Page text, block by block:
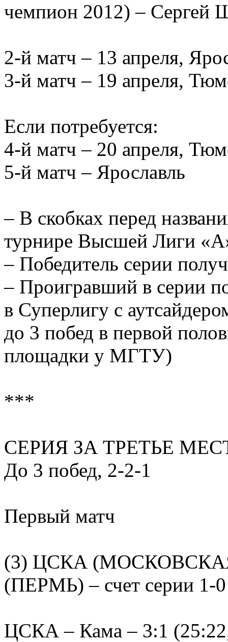
чемпион 2012) – Сергей
2-й матч – 13 апреля,
3-й матч – 19 апреля,
Если потребуется:
4-й матч – 20 апреля,
5-й матч – Ярославль
– В скобках перед
турнире Высшей Лиги
– Победитель серии
– Проигравший в серии
в Суперлигу с
до 3 побед в первой
площадки у МГТУ)
***
СЕРИЯ ЗА ТРЕТЬЕ
До 3 побед, 2-2-1
Первый матч
(3) ЦСКА
(ПЕРМЬ) – счет серии 1-0
ЦСКА – Кама – 3:1